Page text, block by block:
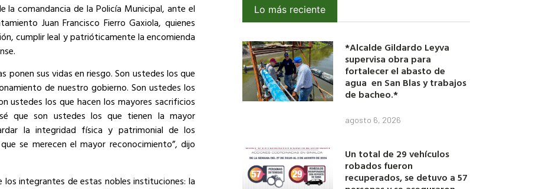
la comandancia de la Policía Municipal, ante el
Juan Francisco Fierro Gaxiola, quienes
cumplir leal y patrióticamente la encomienda
sus vidas en riesgo. Son ustedes los que
de nuestro gobierno. Son ustedes los
ustedes los que hacen los mayores sacrificios
que son ustedes los que tienen la mayor
la integridad física y patrimonial de los
se merecen el mayor reconocimiento”, dijo
integrantes de estas nobles instituciones: la
Lo más reciente
*Alcalde Gildardo Leyva
supervisa obra para
fortalecer el abasto de
agua en San Blas y trabajos
de bacheo.*
agosto 6, 2026
Un total de 29 vehículos
robados fueron
recuperados, se detuvo a 57